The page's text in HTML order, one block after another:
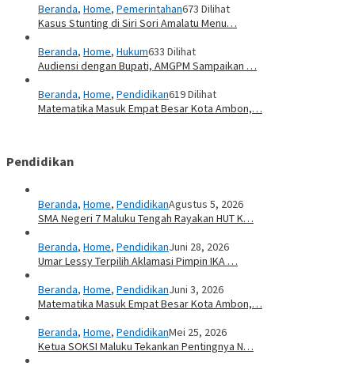
Beranda, Home, Pemerintahan673 Dilihat
Kasus Stunting di Siri Sori Amalatu Menu…
Beranda, Home, Hukum633 Dilihat
Audiensi dengan Bupati, AMGPM Sampaikan …
Beranda, Home, Pendidikan619 Dilihat
Matematika Masuk Empat Besar Kota Ambon,…
Pendidikan
Beranda, Home, PendidikanAgustus 5, 2026
SMA Negeri 7 Maluku Tengah Rayakan HUT K…
Beranda, Home, PendidikanJuni 28, 2026
Umar Lessy Terpilih Aklamasi Pimpin IKA …
Beranda, Home, PendidikanJuni 3, 2026
Matematika Masuk Empat Besar Kota Ambon,…
Beranda, Home, PendidikanMei 25, 2026
Ketua SOKSI Maluku Tekankan Pentingnya N…